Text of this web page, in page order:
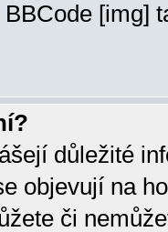
[img]
důležité
objevují na
či